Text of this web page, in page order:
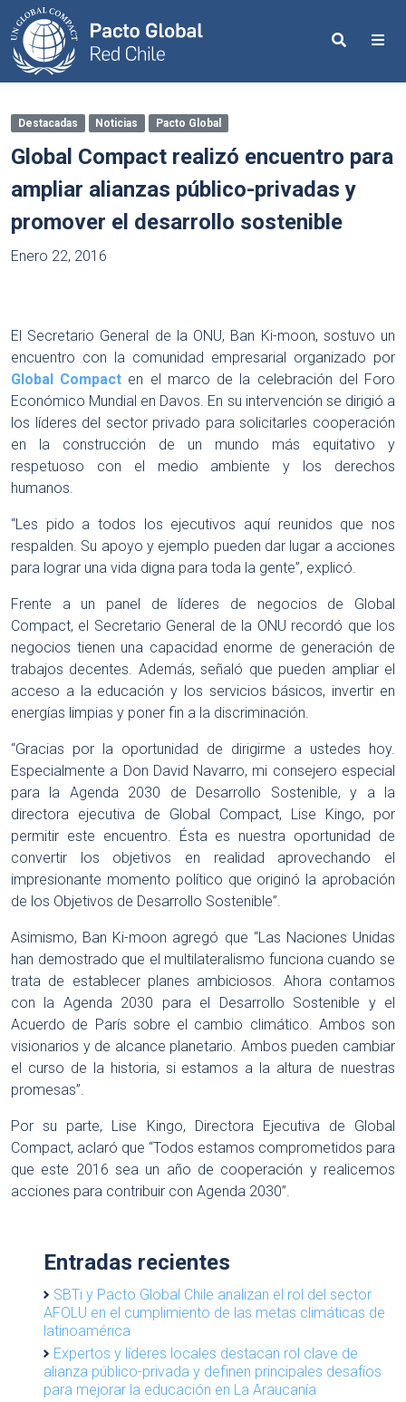
Search
Destacadas Noticias Pacto Global
Global Compact realizó encuentro para
ampliar alianzas público-privadas y
promover el desarrollo sostenible
Enero 22, 2016
El Secretario General de la ONU, Ban Ki-moon, sostuvo un
encuentro con la comunidad empresarial organizado por
Global Compact en el marco de la celebración del Foro
Económico Mundial en Davos. En su intervención se dirigió a
los líderes del sector privado para solicitarles cooperación
en la construcción de un mundo más equitativo y
respetuoso con el medio ambiente y los derechos
humanos.
“Les pido a todos los ejecutivos aquí reunidos que nos
respalden. Su apoyo y ejemplo pueden dar lugar a acciones
para lograr una vida digna para toda la gente”, explicó.
Frente a un panel de líderes de negocios de Global
Compact, el Secretario General de la ONU recordó que los
negocios tienen una capacidad enorme de generación de
trabajos decentes. Además, señaló que pueden ampliar el
acceso a la educación y los servicios básicos, invertir en
energías limpias y poner fin a la discriminación.
“Gracias por la oportunidad de dirigirme a ustedes hoy.
Especialmente a Don David Navarro, mi consejero especial
para la Agenda 2030 de Desarrollo Sostenible, y a la
directora ejecutiva de Global Compact, Lise Kingo, por
permitir este encuentro. Ésta es nuestra oportunidad de
convertir los objetivos en realidad aprovechando el
impresionante momento político que originó la aprobación
de los Objetivos de Desarrollo Sostenible”.
Asimismo, Ban Ki-moon agregó que “Las Naciones Unidas
han demostrado que el multilateralismo funciona cuando se
trata de establecer planes ambiciosos. Ahora contamos
con la Agenda 2030 para el Desarrollo Sostenible y el
Acuerdo de París sobre el cambio climático. Ambos son
visionarios y de alcance planetario. Ambos pueden cambiar
el curso de la historia, si estamos a la altura de nuestras
promesas”.
Por su parte, Lise Kingo, Directora Ejecutiva de Global
Compact, aclaró que “Todos estamos comprometidos para
que este 2016 sea un año de cooperación y realicemos
acciones para contribuir con Agenda 2030”.
Entradas recientes
SBTi y Pacto Global Chile analizan el rol del sector
AFOLU en el cumplimiento de las metas climáticas de
latinoamérica
Expertos y líderes locales destacan rol clave de
alianza público-privada y definen principales desafíos
para mejorar la educación en La Araucanía